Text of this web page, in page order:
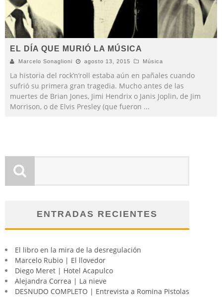
EL DÍA QUE MURIÓ LA MÚSICA
Marcelo Sonaglioni agosto 13, 2015 Música
La historia del rock’n’roll estaba aún en pañales cuando
sufrió su primera gran tragedia. Mucho antes de las
muertes de Brian Jones, Jimi Hendrix o Janis Joplin, de Jim
Morrison, o de Elvis Presley (que fueron ...
ENTRADAS RECIENTES
El libro en la mira de la desregulación
Marcelo Rubio | El llovedor
Diego Meret | Hotel Acapulco
Alejandra Correa | La nieve
DESNUDO COMPLETO | Entrevista a Romina Pistolas